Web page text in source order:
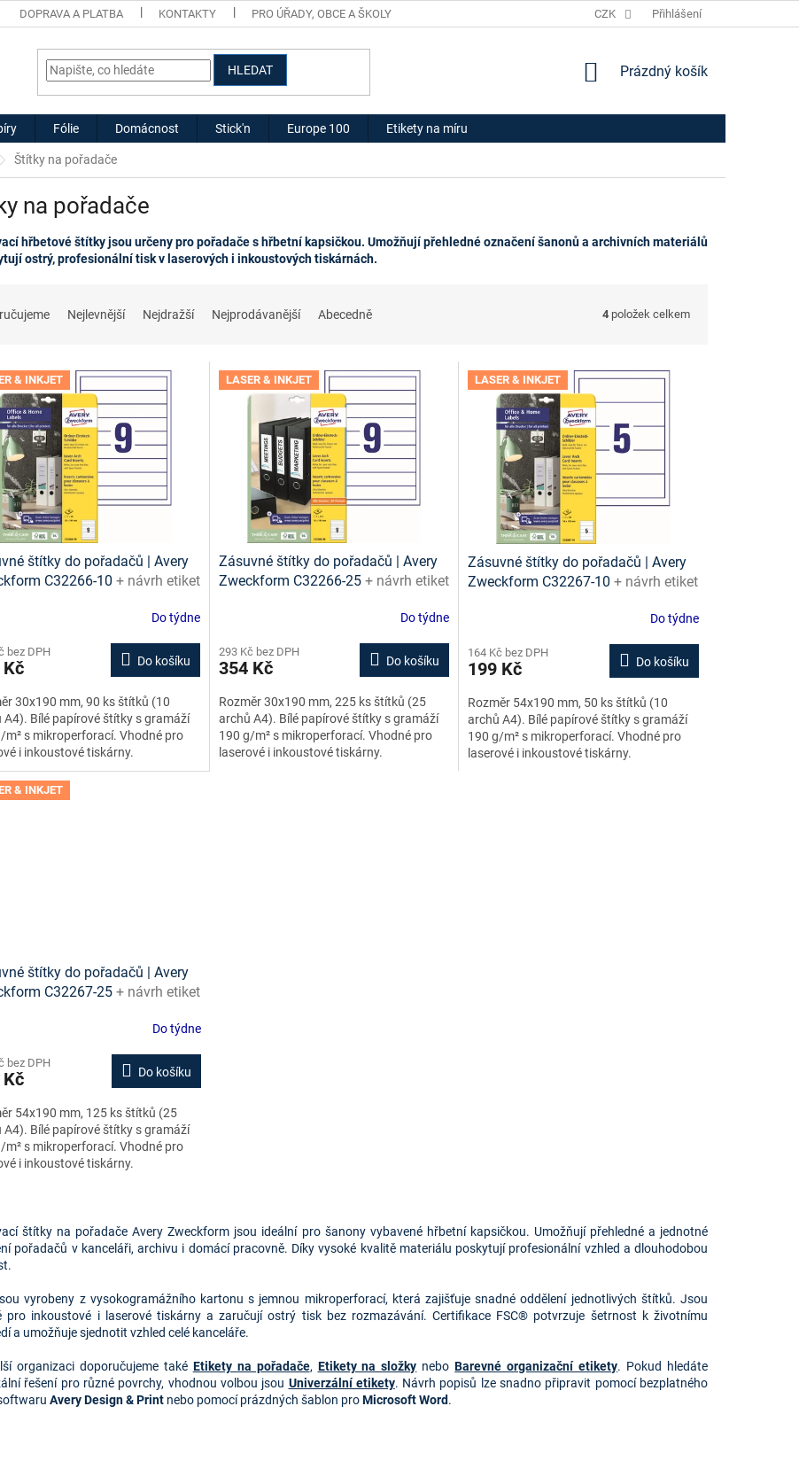
DOPRAVA A PLATBA KONTAKTY PRO ÚŘADY, OBCE A ŠKOLY HODNOCENÍ OBCHODU
CZK Přihlášení
HLEDAT
NÁKUPNÍ
Prázdný košík
Fólie Domácnost Stick'n Europe 100 Etikety na míru
Štítky na pořadače
na pořadače
hřbetové štítky jsou určeny pro pořadače s hřbetní kapsičkou. Umožňují přehledné označení šanonů a archivních materiálů
ostrý, profesionální tisk v laserových i inkoustových tiskárnách.
Nejlevnější Nejdražší Nejprodávanější Abecedně 4 položek celkem
& INKJET
štítky do pořadačů | Avery
C32266-10 + návrh etiket
Do týdne
bez DPH
Kč Do košíku
30x190 mm, 90 ks štítků (10
A4). Bílé papírové štítky s gramáží
m² s mikroperforací. Vhodné pro
i inkoustové tiskárny.
LASER & INKJET
Zásuvné štítky do pořadačů | Avery
Zweckform C32266-25 + návrh etiket
Do týdne
293 Kč bez DPH
354 Kč Do košíku
Rozměr 30x190 mm, 225 ks štítků (25
archů A4). Bílé papírové štítky s gramáží
190 g/m² s mikroperforací. Vhodné pro
laserové i inkoustové tiskárny.
LASER & INKJET
Zásuvné štítky do pořadačů | Avery
Zweckform C32267-10 + návrh etiket
Do týdne
164 Kč bez DPH
199 Kč Do košíku
Rozměr 54x190 mm, 50 ks štítků (10
archů A4). Bílé papírové štítky s gramáží
190 g/m² s mikroperforací. Vhodné pro
laserové i inkoustové tiskárny.
& INKJET
štítky do pořadačů | Avery
C32267-25 + návrh etiket
Do týdne
bez DPH
Do košíku
54x190 mm, 125 ks štítků (25
A4). Bílé papírové štítky s gramáží
m² s mikroperforací. Vhodné pro
i inkoustové tiskárny.
l
á
c
í
r
v
k
y
štítky na pořadače Avery Zweckform jsou ideální pro šanony vybavené hřbetní kapsičkou. Umožňují přehledné a jednotné
pořadačů v kanceláři, archivu i domácí pracovně. Díky vysoké kvalitě materiálu poskytují profesionální vzhled a dlouhodobou
vyrobeny z vysokogramážního kartonu s jemnou mikroperforací, která zajišťuje snadné oddělení jednotlivých štítků. Jsou
pro inkoustové i laserové tiskárny a zaručují ostrý tisk bez rozmazávání. Certifikace FSC® potvrzuje šetrnost k životnímu
a umožňuje sjednotit vzhled celé kanceláře.
organizaci doporučujeme také Etikety na pořadače, Etikety na složky nebo Barevné organizační etikety. Pokud hledáte
řešení pro různé povrchy, vhodnou volbou jsou Univerzální etikety. Návrh popisů lze snadno připravit pomocí bezplatného
Avery Design & Print nebo pomocí prázdných šablon pro Microsoft Word.